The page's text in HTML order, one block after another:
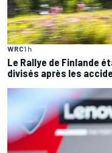
WRC1 h
Le Rallye de Finlande
divisés après les